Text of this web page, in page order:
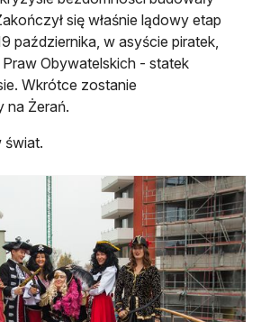
się właśnie lądowy etap
października, w asyście piratek,
Obywatelskich - statek
Wkrótce zostanie
na Żerań.
świat.